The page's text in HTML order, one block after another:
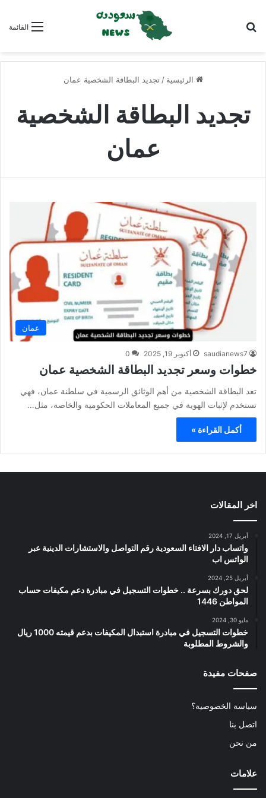
القائمة
الرئيسية / تجديد البطاقة الشخصية عمان
تجديد البطاقة الشخصية
عمان
عمان
saudianews7 أكتوبر 19, 2025 0
خطوات وسعر تجديد البطاقة الشخصية عمان
تعد البطاقة الشخصية من أهم الوثائق الرسمية في سلطنة عمان، فهي
تستخدم لإثبات الهوية في جميع المعاملات الحكومية والخاصة، مثل…
أكمل القراءة »
اخر المقالات
أبريل 17, 2024
واتساب دار الافتاء السعودية رقم التواصل والاستشارات الدينية عبر
الواتس اب
أبريل 25, 2024
لحق دورك بسرعة .. خطوات التسجيل في مبادرة دعم مكيفات حساب
المواطن 1446
مايو 30, 2024
خطوات التسجيل في مبادرة استبدال المكيفات بدعم قيمته 1000 ريال
والشروط المطلوبة
صفحات مفيدة
سياسة الخصوصية؟
اتصل بنا
من نحن
علامات